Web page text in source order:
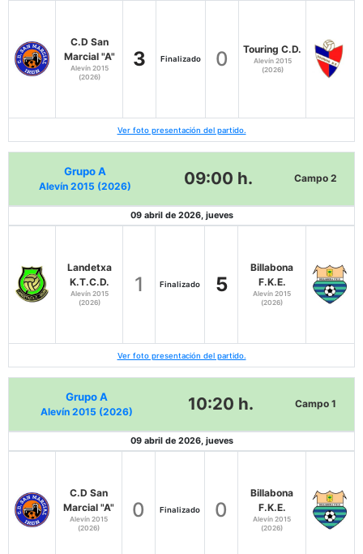
C.D San
Marcial "A"
Alevín 2015
(2026)
3 Finalizado 0 Touring C.D.
Alevín 2015
(2026)
Ver foto presentación del partido.
Grupo A
Alevín 2015 (2026) 09:00 h. Campo 2
09 abril de 2026, jueves
Landetxa
K.T.C.D.
Alevín 2015
(2026)
1 Finalizado 5
Billabona
F.K.E.
Alevín 2015
(2026)
Ver foto presentación del partido.
Grupo A
Alevín 2015 (2026) 10:20 h. Campo 1
09 abril de 2026, jueves
C.D San
Marcial "A"
Alevín 2015
(2026)
0 Finalizado 0
Billabona
F.K.E.
Alevín 2015
(2026)